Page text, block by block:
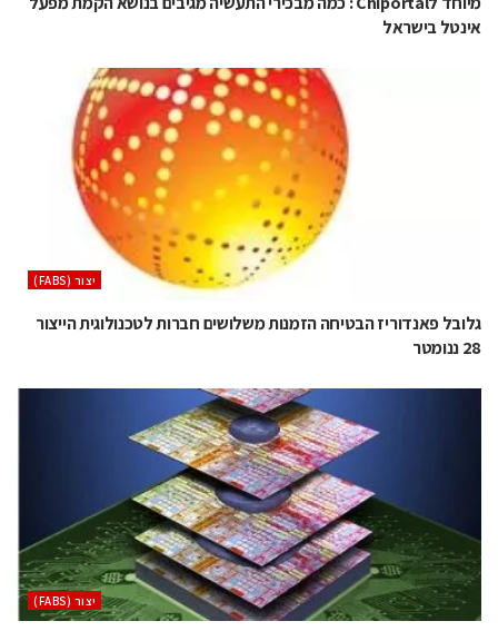
אינטל בישראל
‫יצור (‪(FABS‬‬
גלובל פאנדוריז הבטיחה הזמנות משלושים חברות לטכנולוגית הייצור
28 ננומטר
‫יצור (‪(FABS‬‬